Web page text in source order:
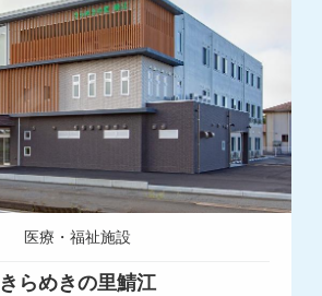
医療・福祉施設
きらめきの里鯖江